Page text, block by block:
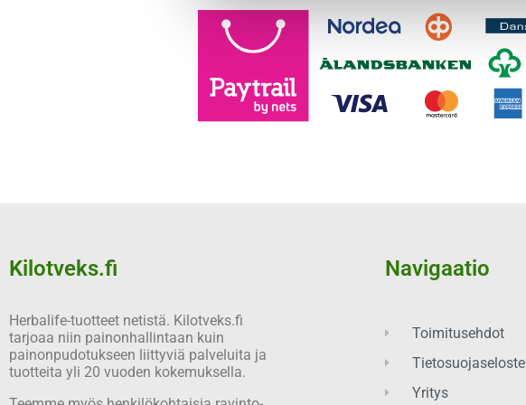
Kilotveks.fi
Herbalife-tuotteet netistä. Kilotveks.fi
tarjoaa niin painonhallintaan kuin
painonpudotukseen liittyviä palveluita ja
tuotteita yli 20 vuoden kokemuksella.
Navigaatio
Toimitusehdot
Tietosuojaseloste
Yritys